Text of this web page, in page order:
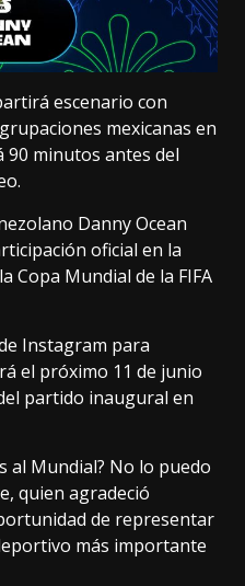
escenario con
mexicanas en
90 minutos antes del
Danny Ocean
oficial en la
Copa Mundial de la FIFA
Instagram para
el próximo 11 de junio
partido inaugural en
al Mundial? No lo puedo
quien agradeció
de representar
más importante